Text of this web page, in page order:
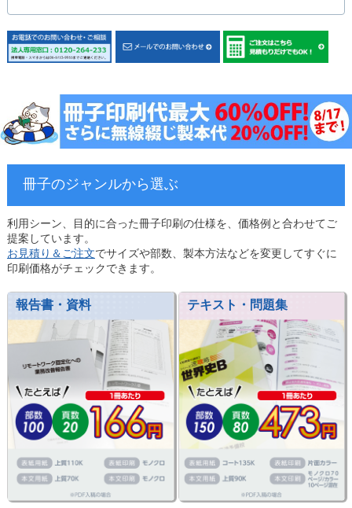
冊子のジャンルから選ぶ
利用シーン、目的に合った冊子印刷の仕様を、価格例と合わせてご
提案しています。
お見積り＆ご注文でサイズや部数、製本方法などを変更してすぐに
印刷価格がチェックできます。
報告書・資料 テキスト・問題集